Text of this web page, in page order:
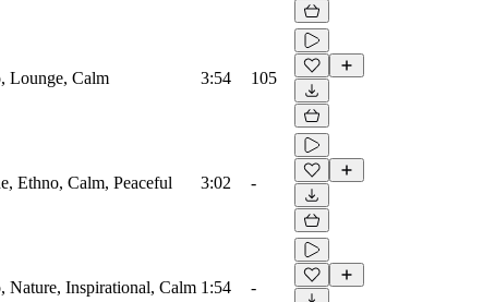
Lounge, Calm 3:54 105
Ethno, Calm, Peaceful 3:02 -
Nature, Inspirational, Calm 1:54 -